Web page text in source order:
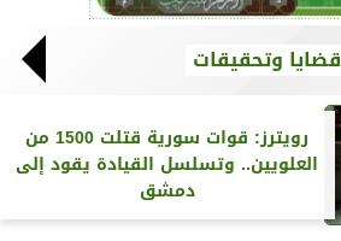
قضايا وتحقيقات
رويترز‏: قوات سورية قتلت 1500 من
العلويين.. وتسلسل القيادة يقود إلى
دمشق